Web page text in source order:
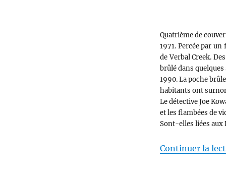
Quatrième de
1971. Percée par
de Verbal Creek.
brûlé dans
1990. La poche
habitants ont
Le détective Joe
et les flambées de
Sont-elles liées aux
Continuer la